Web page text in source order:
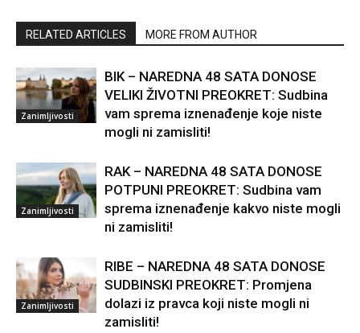
RELATED ARTICLES MORE FROM AUTHOR
Zanimljivosti
BIK – NAREDNA 48 SATA DONOSE
VELIKI ŽIVOTNI PREOKRET: Sudbina
vam sprema iznenađenje koje niste
mogli ni zamisliti!
Zanimljivosti
RAK – NAREDNA 48 SATA DONOSE
POTPUNI PREOKRET: Sudbina vam
sprema iznenađenje kakvo niste mogli
ni zamisliti!
Zanimljivosti
RIBE – NAREDNA 48 SATA DONOSE
SUDBINSKI PREOKRET: Promjena
dolazi iz pravca koji niste mogli ni
zamisliti!